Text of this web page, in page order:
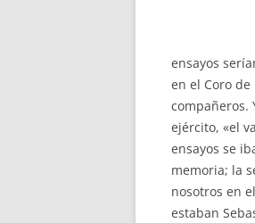
ensayos
en el Coro
compañeros.
ejército, «el
ensayos se
memoria; la
nosotros en
estaban